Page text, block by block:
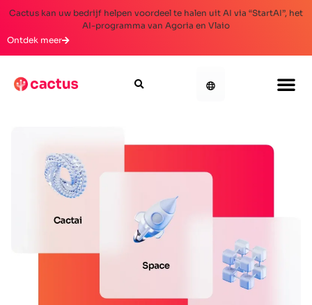
Cactus kan uw bedrijf helpen voordeel te halen uit AI via “StartAI”, het
AI-programma van Agoria en Vlaio
Ontdek meer